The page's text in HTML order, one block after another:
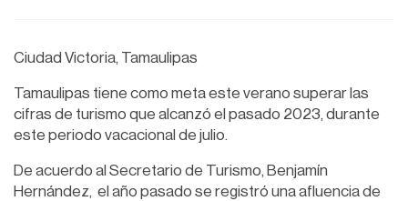
Ciudad Victoria, Tamaulipas
Tamaulipas tiene como meta este verano superar las
cifras de turismo que alcanzó el pasado 2023, durante
este periodo vacacional de julio.
De acuerdo al Secretario de Turismo, Benjamín
Hernández, el año pasado se registró una afluencia de